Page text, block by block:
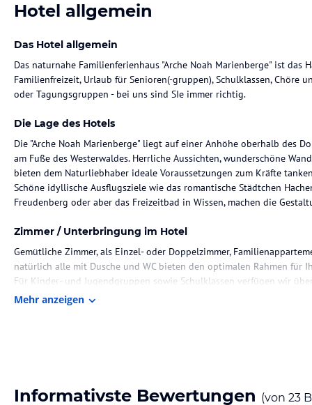
Hotel allgemein
Das Hotel allgemein
Das naturnahe Familienferienhaus "Arche Noah Marienberge" ist das
Familienfreizeit, Urlaub für Senioren(-gruppen), Schulklassen, Chöre
oder Tagungsgruppen - bei uns sind SIe immer richtig.
Die Lage des Hotels
Die "Arche Noah Marienberge" liegt auf einer Anhöhe oberhalb des
am Fuße des Westerwaldes. Herrliche Aussichten, wunderschöne
bieten dem Naturliebhaber ideale Voraussetzungen zum Kräfte
Schöne idyllische Ausflugsziele wie das romantische Städtchen
Freudenberg oder aber das Freizeitbad in Wissen, machen die
Zimmer / Unterbringung im Hotel
Gemütliche Zimmer, als Einzel- oder Doppelzimmer,
natürlich alle mit Dusche und WC bieten den optimalen Rahmen für
Für Kinder- und Jugendgruppen sowie Schulklassen verfügen wir
Sonderkost oder Ernährung für Allergiker sind für uns kein Problem.
Mehr anzeigen
Informativste Bewertungen (von 23